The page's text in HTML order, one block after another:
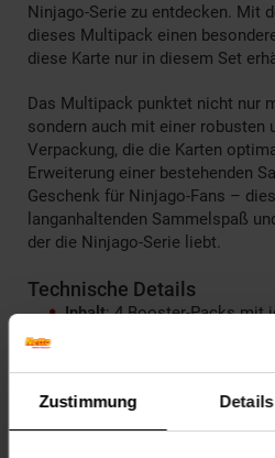
Zustimmung Details
Ninjago-Serie zu entdecken. Mit
dieses Multipack einen
diese Karte nur in diesem Set
Das Multipack punktet nicht nur
sondern auch mit einer robusten
Verpackung, die die Karten
Erweiterung einer bestehenden
Geschenk für Ninjago-Fans –
langanhaltenden Sammelspaß
der die Ninjago-Serie liebt.
Technische Details
Inhalt: 4 Booster-Packs mit
Schutz der Karten
Zielgruppe
: Geeignet für